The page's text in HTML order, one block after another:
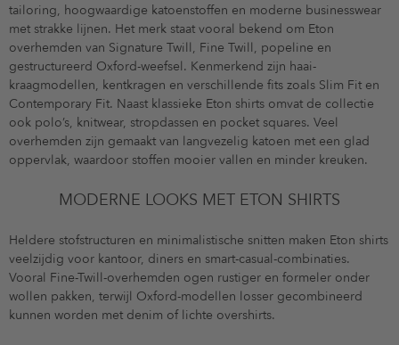
tailoring, hoogwaardige katoenstoffen en moderne businesswear
met strakke lijnen. Het merk staat vooral bekend om Eton
overhemden van Signature Twill, Fine Twill, popeline en
gestructureerd Oxford-weefsel. Kenmerkend zijn haai-
kraagmodellen, kentkragen en verschillende fits zoals Slim Fit en
Contemporary Fit. Naast klassieke Eton shirts omvat de collectie
ook polo’s, knitwear, stropdassen en pocket squares. Veel
overhemden zijn gemaakt van langvezelig katoen met een glad
oppervlak, waardoor stoffen mooier vallen en minder kreuken.
MODERNE LOOKS MET ETON SHIRTS
Heldere stofstructuren en minimalistische snitten maken Eton shirts
veelzijdig voor kantoor, diners en smart-casual-combinaties.
Vooral Fine-Twill-overhemden ogen rustiger en formeler onder
wollen pakken, terwijl Oxford-modellen losser gecombineerd
kunnen worden met denim of lichte overshirts.